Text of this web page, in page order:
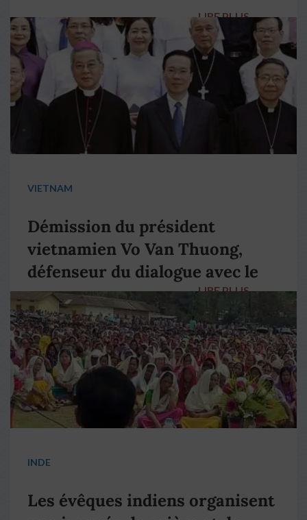
LIRE PLUS →
VIETNAM
Démission du président
vietnamien Vo Van Thuong,
défenseur du dialogue avec le
pape François
LIRE PLUS →
INDE
Les évêques indiens organisent